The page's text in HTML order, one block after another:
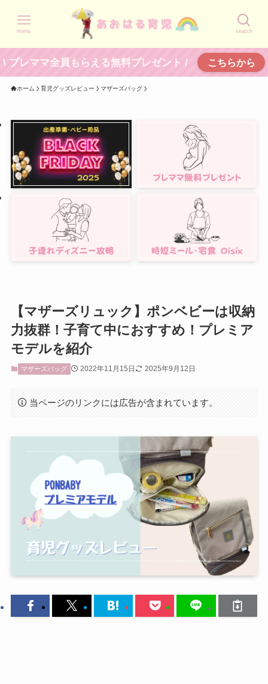
search
menu
\ プレママ全員もらえる無料プレゼント / こちらから
ホーム 育児グッズレビュー マザーズバッグ
【マザーズリュック】ポンベビーは収納
力抜群！子育て中におすすめ！プレミア
モデルを紹介
マザーズバッグ 2022年11月15日 2025年9月12日
当ページのリンクには広告が含まれています。